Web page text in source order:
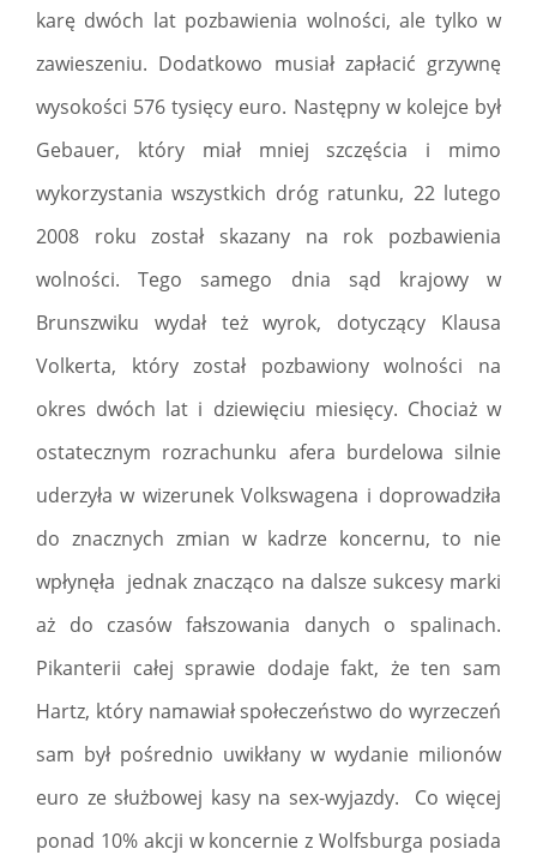
karę dwóch lat pozbawienia wolności, ale tylko w
zawieszeniu. Dodatkowo musiał zapłacić grzywnę
wysokości 576 tysięcy euro. Następny w kolejce był
Gebauer, który miał mniej szczęścia i mimo
wykorzystania wszystkich dróg ratunku, 22 lutego
2008 roku został skazany na rok pozbawienia
wolności. Tego samego dnia sąd krajowy w
Brunszwiku wydał też wyrok, dotyczący Klausa
Volkerta, który został pozbawiony wolności na
okres dwóch lat i dziewięciu miesięcy. Chociaż w
ostatecznym rozrachunku afera burdelowa silnie
uderzyła w wizerunek Volkswagena i doprowadziła
do znacznych zmian w kadrze koncernu, to nie
wpłynęła jednak znacząco na dalsze sukcesy marki
aż do czasów fałszowania danych o spalinach.
Pikanterii całej sprawie dodaje fakt, że ten sam
Hartz, który namawiał społeczeństwo do wyrzeczeń
sam był pośrednio uwikłany w wydanie milionów
euro ze służbowej kasy na sex-wyjazdy. Co więcej
ponad 10% akcji w koncernie z Wolfsburga posiada